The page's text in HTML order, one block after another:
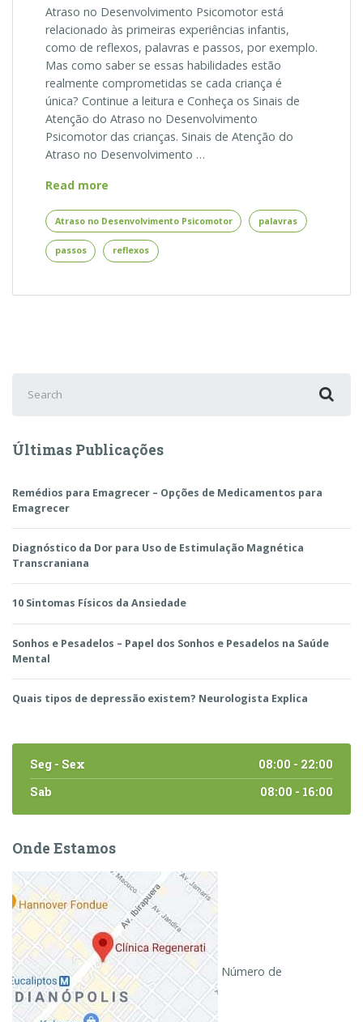
Atraso no Desenvolvimento Psicomotor está
relacionado às primeiras experiências infantis,
como de reflexos, palavras e passos, por exemplo.
Mas como saber se essas habilidades estão
realmente comprometidas se cada criança é
única? Continue a leitura e Conheça os Sinais de
Atenção do Atraso no Desenvolvimento
Psicomotor das crianças. Sinais de Atenção do
Atraso no Desenvolvimento …
Read more
Desenvolvimento
Psicomotor
–
Atraso no Desenvolvimento Psicomotor palavras
passos reflexos
for:
Últimas Publicações
Remédios para Emagrecer – Opções de Medicamentos para
Emagrecer
Diagnóstico da Dor para Uso de Estimulação Magnética
Transcraniana
10 Sintomas Físicos da Ansiedade
Sonhos e Pesadelos – Papel dos Sonhos e Pesadelos na Saúde
Mental
Quais tipos de depressão existem? Neurologista Explica
Seg - Sex
08:00 - 22:00
Sab
08:00 - 16:00
Onde Estamos
Número de